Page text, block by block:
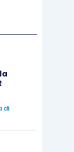
pubblicato
è entrato in
gli esercizi
o da data
di